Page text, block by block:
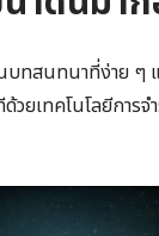
บทสนทนาที่ง่าย ๆ
วยเทคโนโลยีการ